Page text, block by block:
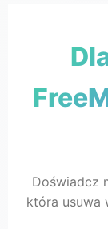
Doświadcz
która usuwa